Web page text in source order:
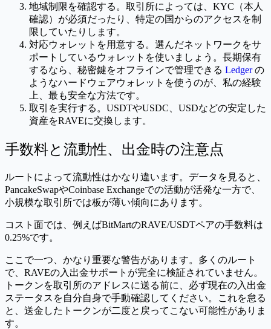
地域制限を確認する。取引所によっては、KYC（本人
確認）が必須だったり、特定の国からのアクセスを制
限していたりします。
対応ウォレットを用意する。選んだネットワークをサ
ポートしているウォレットを使いましょう。長期保有
するなら、秘密鍵をオフラインで管理できる Ledgerの
ようなハードウェアウォレットを使うのが、私の経験
上、最も安全な方法です。
取引を実行する。USDTやUSDC、USDなどの安定した
資産をRAVEに交換します。
手数料と流動性、出金時の注意点
ルートによって流動性はかなり違います。データを見ると、
PancakeSwapやCoinbase Exchangeでの活動が活発な一方で、
小規模な取引所では板が薄い傾向にあります。
コスト面では、例えばBitMartのRAVE/USDTペアの手数料は
0.25%です。
ここで一つ、かなり重要な警告があります。多くのルート
で、RAVEの入出金サポートが完全に検証されていません。
トークンを取引所のアドレスに送る前に、必ず現在の入出金
ステータスを自分自身で手動確認してください。これを怠る
と、送金したトークンが二度と戻ってこない可能性がありま
す。